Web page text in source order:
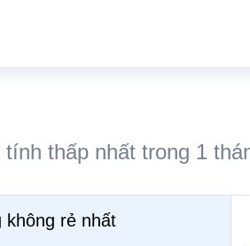
thấp nhất trong 1
không rẻ nhất